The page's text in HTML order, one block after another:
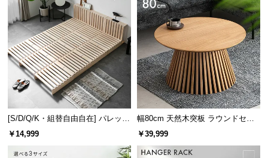
[S/D/Q/K・組替自由自在] パレット
ベッド 8/12/16枚セット
￥14,999
幅80cm 天然木突板 ラウンドセン
ターテーブル 美しい格子デザイン
￥39,999